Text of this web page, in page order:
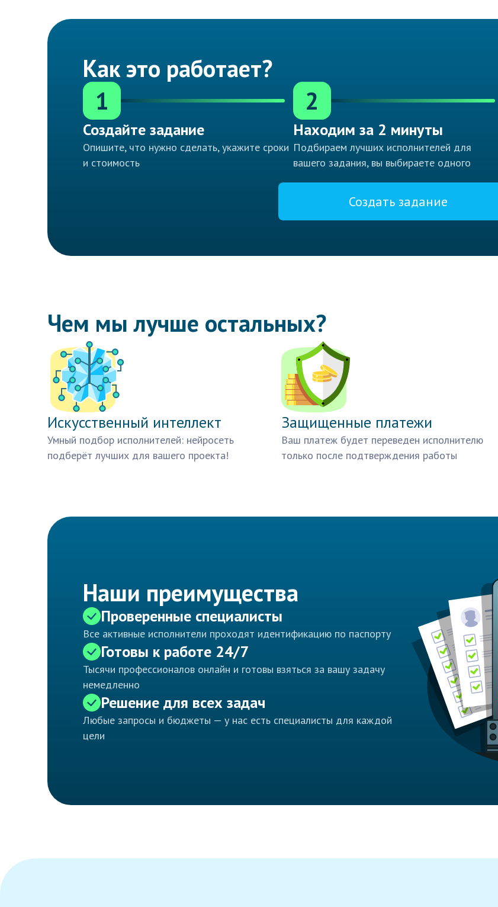
Как это работает?
1
Создайте задание
Опишите, что нужно сделать, укажите сроки
и стоимость
2
Находим за 2 минуты
Подбираем лучших исполнителей для
вашего задания, вы выбираете одного
Создать задание
Чем мы лучше остальных?
Искусственный интеллект
Умный подбор исполнителей: нейросеть
подберёт лучших для вашего проекта!
Защищенные платежи
Ваш платеж будет переведен исполнителю
только после подтверждения работы
Наши преимущества
Проверенные специалисты
Все активные исполнители проходят идентификацию по паспорту
Готовы к работе 24/7
Тысячи профессионалов онлайн и готовы взяться за вашу задачу
немедленно
Решение для всех задач
Любые запросы и бюджеты — у нас есть специалисты для каждой
цели